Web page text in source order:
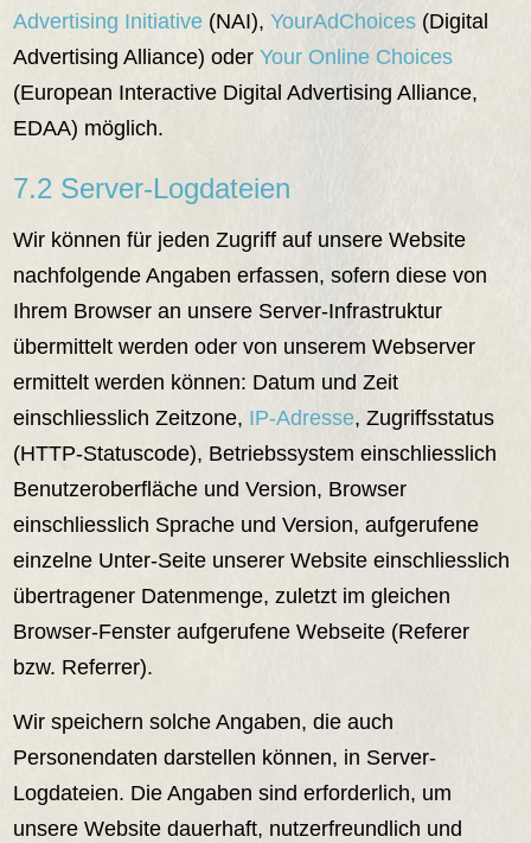
Advertising Initiative (NAI),YourAdChoices (Digital
Advertising Alliance) oderYour Online Choices
(European Interactive Digital Advertising Alliance,
EDAA) möglich.
7.2 Server-Logdateien
Wir können für jeden Zugriff auf unsere Website
nachfolgende Angaben erfassen, sofern diese von
Ihrem Browser an unsere Server-Infrastruktur
übermittelt werden oder von unserem Webserver
ermittelt werden können: Datum und Zeit
einschliesslich Zeitzone, IP-Adresse, Zugriffsstatus
(HTTP-Statuscode), Betriebssystem einschliesslich
Benutzeroberfläche und Version, Browser
einschliesslich Sprache und Version, aufgerufene
einzelne Unter-Seite unserer Website einschliesslich
übertragener Datenmenge, zuletzt im gleichen
Browser-Fenster aufgerufene Webseite (Referer
bzw. Referrer).
Wir speichern solche Angaben, die auch
Personendaten darstellen können, in Server-
Logdateien. Die Angaben sind erforderlich, um
unsere Website dauerhaft, nutzerfreundlich und